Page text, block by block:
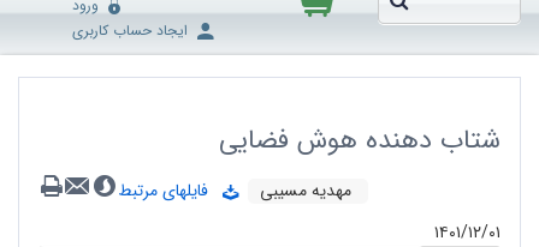
ورود
ایجاد حساب کاربری
شتاب دهنده هوش فضایی
مهدیه مسیبی
فایلهای مرتبط
۱۴۰۱/۱۲/۰۱